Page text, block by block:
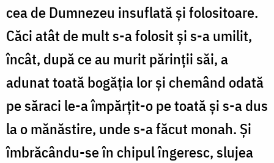
cea de Dumnezeu insuflată și folositoare.
Căci atât de mult s-a folosit și s-a umilit,
încât, după ce au murit părinții săi, a
adunat toată bogăția lor și chemând odată
pe săraci le-a împărțit-o pe toată și s-a dus
la o mănăstire, unde s-a făcut monah. Și
îmbrăcându-se în chipul îngeresc, slujea